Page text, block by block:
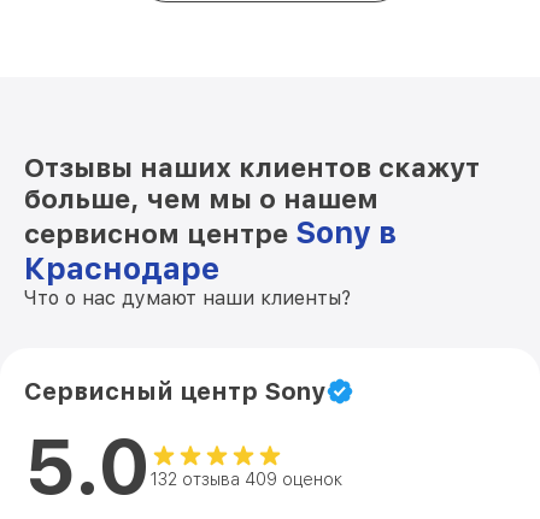
Отзывы наших клиентов скажут
больше, чем мы о нашем
сервисном центре Sony в
Краснодаре
Что о нас думают наши клиенты?
Сервисный центр Sony
5.0 132 отзыва 409 оценок